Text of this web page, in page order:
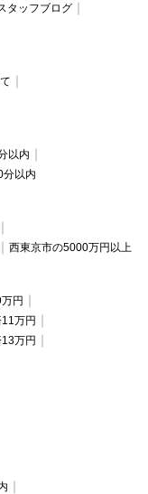
タッフブログ
以内
分以内
西東京市の5000万円以上
円
万円
万円